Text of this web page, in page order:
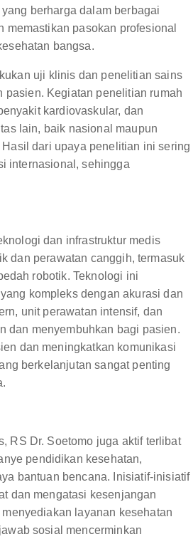
berharga dalam berbagai
pasokan profesional
bangsa.
uji klinis dan penelitian sains
pasien. Kegiatan penelitian rumah
kardiovaskular, dan
lain, baik nasional maupun
dari upaya penelitian ini sering
internasional, sehingga
dan infrastruktur medis
dan perawatan canggih, termasuk
robotik. Teknologi ini
kompleks dengan akurasi dan
unit perawatan intensif, dan
dan menyembuhkan bagi pasien.
dan meningkatkan komunikasi
berkelanjutan sangat penting
RS Dr. Soetomo juga aktif terlibat
pendidikan kesehatan,
bantuan bencana. Inisiatif-inisiatif
dan mengatasi kesenjangan
layanan kesehatan
sosial mencerminkan